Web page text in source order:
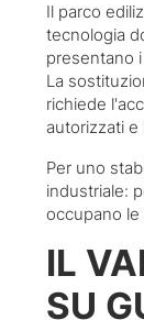
Il parco
tecnologia
presentano
La
richiede
autorizzati
Per uno
industriale:
occupano le
IL
SU